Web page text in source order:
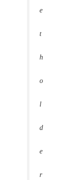
e
t
h
o
l
d
e
r